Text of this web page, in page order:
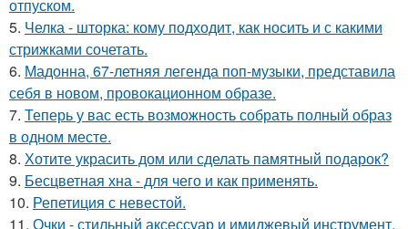
отпуском.
5. Челка - шторка: кому подходит, как носить и с какими
стрижками сочетать.
6. Мадонна, 67-летняя легенда поп-музыки, представила
себя в новом, провокационном образе.
7. Теперь у вас есть возможность собрать полный образ
в одном месте.
8. Хотите украсить дом или сделать памятный подарок?
9. Бесцветная хна - для чего и как применять.
10. Репетиция с невестой.
11. Очки - стильный аксессуар и имиджевый инструмент.